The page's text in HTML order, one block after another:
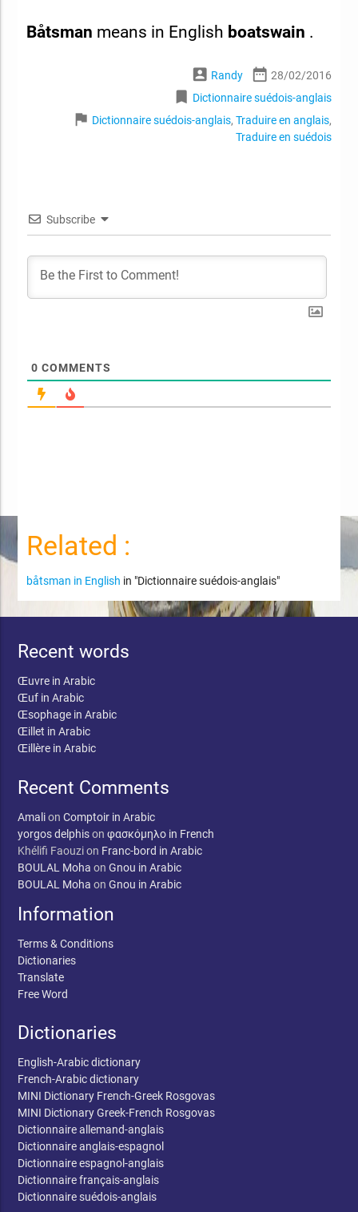
Båtsman means in English boatswain .
account_box Randy date_range 28/02/2016
bookmark Dictionnaire suédois-anglais
flag Dictionnaire suédois-anglais,Traduire en anglais,
Traduire en suédois
Subscribe
0 COMMENTS
Related :
båtsman in English in "Dictionnaire suédois-anglais"
Recent words
Œuvre in Arabic
Œuf in Arabic
Œsophage in Arabic
Œillet in Arabic
Œillère in Arabic
Recent Comments
AmalionComptoir in Arabic
yorgos delphisonφασκόμηλο in French
Khélifi Faouzion Franc-bord in Arabic
BOULAL Moha onGnou in Arabic
BOULAL Moha onGnou in Arabic
Information
Terms & Conditions
Dictionaries
Translate
Free Word
Dictionaries
English-Arabic dictionary
French-Arabic dictionary
MINI Dictionary French-Greek Rosgovas
MINI Dictionary Greek-French Rosgovas
Dictionnaire allemand-anglais
Dictionnaire anglais-espagnol
Dictionnaire espagnol-anglais
Dictionnaire français-anglais
Dictionnaire suédois-anglais